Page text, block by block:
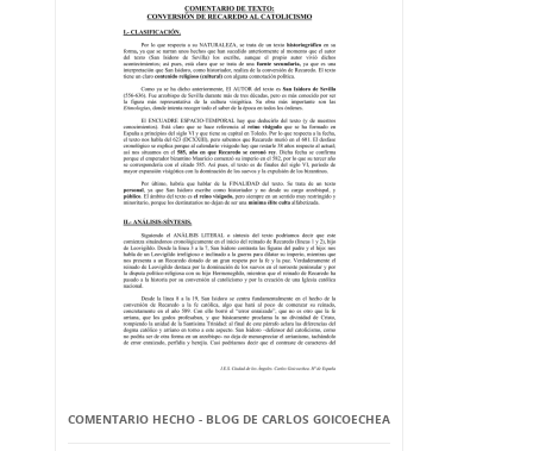
COMENTARIO HECHO - BLOG DE CARLOS GOICOECHEA